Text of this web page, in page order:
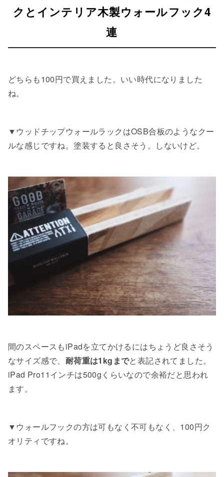
クとインテリア木製ウォールフック4
連
どちらも100円で買えました。いい時代になりました
ね。
▼ウッドチップウォールラックはOSB合板のようなクー
ルな感じですね。塗装すると良さそう。しないけど。
間のスペースもiPadを立てかけるにはちょうど良さそう
なサイズ感で、 耐荷重は1kgまでと表記されてました。
iPad Pro11インチは500gくらいなので余裕だと思われ
ます。
▼ウォールフックの方は可もなく不可もなく、100円ク
オリティですね。